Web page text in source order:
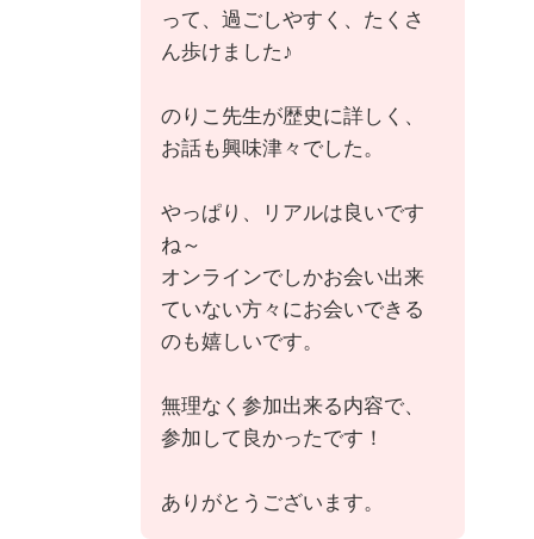
って、過ごしやすく、たくさ
ん歩けました♪
のりこ先生が歴史に詳しく、
お話も興味津々でした。
やっぱり、リアルは良いです
ね～
オンラインでしかお会い出来
ていない方々にお会いできる
のも嬉しいです。
無理なく参加出来る内容で、
参加して良かったです！
ありがとうございます。